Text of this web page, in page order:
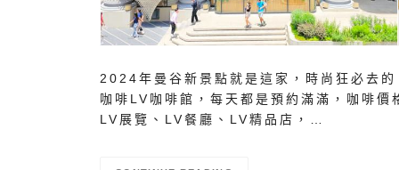
2024年曼谷新景點就是這家，時尚狂必去
咖啡LV咖啡館，每天都是預約滿滿，咖啡
LV展覽、LV餐廳、LV精品店，…